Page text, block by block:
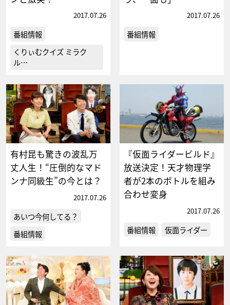
2017.07.26
番組情報
くりぃむクイズ ミラク
ル…
2017.07.26
番組情報
有村昆も驚きの波乱万
丈人生！“圧倒的なマド
ンナ同級生”の今とは？
2017.07.26
あいつ今何してる？
番組情報
『仮面ライダービルド』
放送決定！天才物理学
者が2本のボトルを組み
合わせ変身
2017.07.26
番組情報 仮面ライダー